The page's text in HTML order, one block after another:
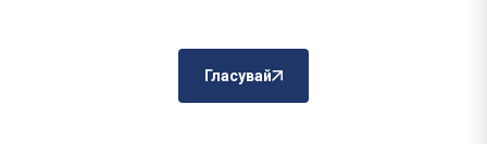
Гласувай